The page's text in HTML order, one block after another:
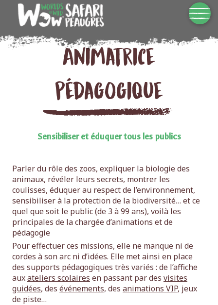
Animatrice
pédagogique
Sensibiliser et éduquer tous les publics
Parler du rôle des zoos, expliquer la biologie des
animaux, révéler leurs secrets, montrer les
coulisses, éduquer au respect de l’environnement,
sensibiliser à la protection de la biodiversité… et ce
quel que soit le public (de 3 à 99 ans), voilà les
principales de la chargée d’animations et de
pédagogie
Pour effectuer ces missions, elle ne manque ni de
cordes à son arc ni d’idées. Elle met ainsi en place
des supports pédagogiques très variés : de l’affiche
auxateliers scolaires en passant par des visites
guidées, des événements, des animations VIP, jeux
de piste…